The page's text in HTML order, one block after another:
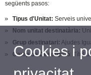
següents pasos:
Tipus d'Unitat: Serveis
Nom unitat destinatària:
Grup destinatari: Ajudes
Camp de Descripció: Títol
Cookies i